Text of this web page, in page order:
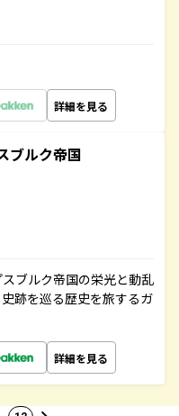
詳細を見る
ブルク帝国
ブルク帝国の栄光と動乱
跡を巡る歴史を旅するガ
詳細を見る